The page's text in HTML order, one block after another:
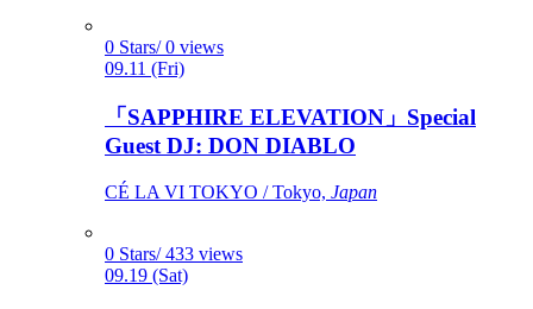
0 Stars/ 0 views
09.11 (Fri)
「SAPPHIRE ELEVATION」Special
Guest DJ: DON DIABLO
CÉ LA VI TOKYO / Tokyo, Japan
0 Stars/ 433 views
09.19 (Sat)